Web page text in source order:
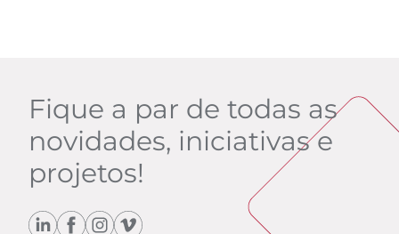
Fique a par de todas as
novidades, iniciativas e
projetos!